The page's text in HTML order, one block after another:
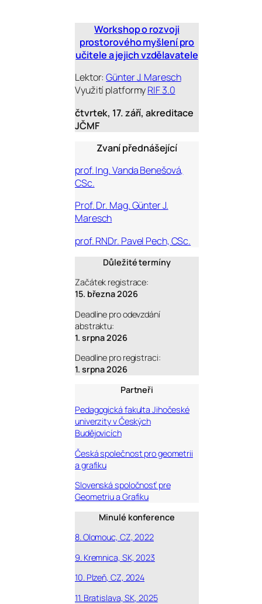
Workshop o rozvoji
prostorového myšlení pro
učitele a jejich vzdělavatele
Lektor:Günter J. Maresch
Využití platformyRIF 3.0
čtvrtek, 17. září, akreditace
JČMF
Zvaní přednášející
prof. Ing. Vanda Benešová,
CSc.
Prof. Dr. Mag. Günter J.
Maresch
prof. RNDr. Pavel Pech, CSc.
Důležité termíny
Začátek registrace:
15. března 2026
Deadline pro odevzdání
abstraktu:
1. srpna 2026
Deadline pro registraci:
1. srpna 2026
Partneři
Pedagogická fakulta Jihočeské
univerzity v Českých
Budějovicích
Česká společnost pro geometrii
a grafiku
Slovenská spoločnosť pre
Geometriu a Grafiku
Minulé konference
8. Olomouc, CZ, 2022
9. Kremnica, SK, 2023
10. Plzeň, CZ, 2024
11. Bratislava, SK, 2025